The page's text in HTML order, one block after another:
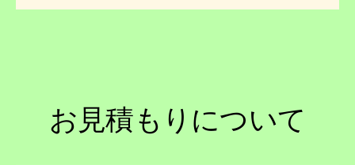
お見積もりについて